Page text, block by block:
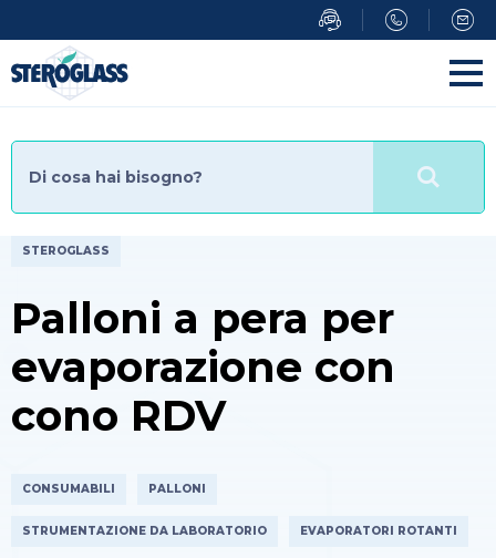
al
contenuto
principale
STEROGLASS
Palloni a pera per
evaporazione con
cono RDV
CONSUMABILI PALLONI
STRUMENTAZIONE DA LABORATORIO EVAPORATORI ROTANTI